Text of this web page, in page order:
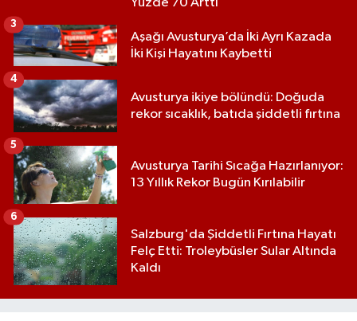
Yüzde 70 Arttı
Aşağı Avusturya’da İki Ayrı Kazada
İki Kişi Hayatını Kaybetti
3
Avusturya ikiye bölündü: Doğuda
rekor sıcaklık, batıda şiddetli fırtına
4
Avusturya Tarihi Sıcağa Hazırlanıyor:
13 Yıllık Rekor Bugün Kırılabilir
5
Salzburg'da Şiddetli Fırtına Hayatı
Felç Etti: Troleybüsler Sular Altında
Kaldı
6